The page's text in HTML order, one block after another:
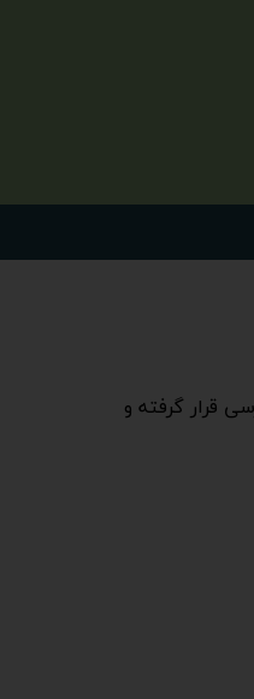
قرار گرفته و